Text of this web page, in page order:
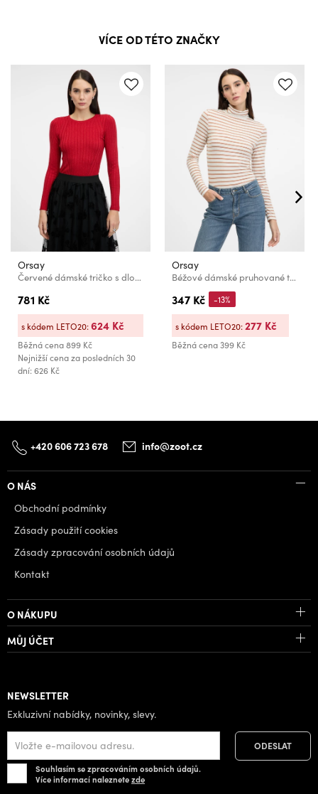
VÍCE OD TÉTO ZNAČKY
Orsay
Červené dámské tričko s dlouhým rukávem ORSAY
781 Kč
Běžná cena899 Kč
Nejnižší cena za posledních 30
dní: 626 Kč
s kódem LETO20:624 Kč
Orsay
Béžové dámské pruhované tričko s dlouhým rukávem ORSAY
347 Kč
Běžná cena399 Kč
-13%
s kódem LETO20:277 Kč
+420 606 723 678 info@zoot.cz
O NÁS
Obchodní podmínky
Zásady použití cookies
Zásady zpracování osobních údajů
Kontakt
O NÁKUPU
MŮJ ÚČET
NEWSLETTER
Exkluzivní nabídky, novinky, slevy.
Souhlasím se zpracováním osobních údajů.
Více informací naleznetezde